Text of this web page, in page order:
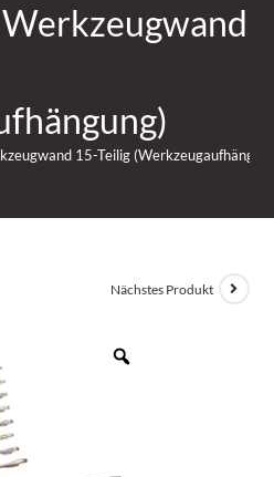
15-Teilig
Nächstes Produkt